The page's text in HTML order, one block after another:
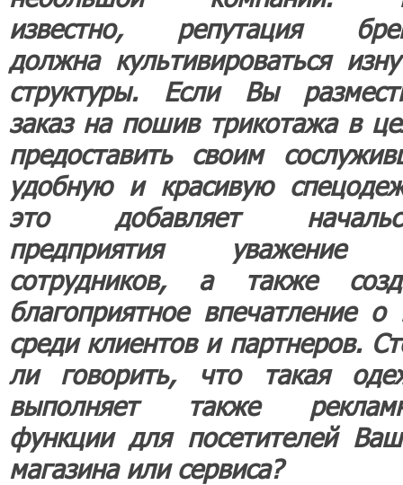
известно, репутация
должна культивироваться
структуры. Если Вы
заказ на пошив трикотажа в
предоставить своим
удобную и красивую
это добавляет
предприятия уважение
сотрудников, а также
благоприятное впечатление о
среди клиентов и партнеров.
ли говорить, что такая
выполняет также
функции для посетителей
магазина или сервиса?